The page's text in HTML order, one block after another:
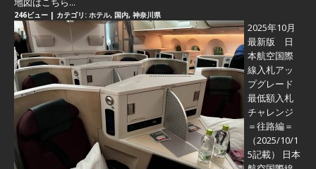
246ビュー | カテゴリ: ホテル, 国内, 神奈川県
2025年10月
最新版 日
本航空国際
線入札アッ
プグレード
最低額入札
チャレンジ
＝往路編＝
（2025/10/1
5記載） 日本